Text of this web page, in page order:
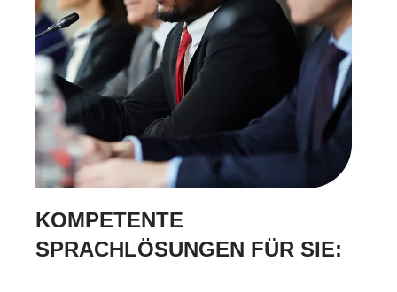
KOMPETENTE
SPRACHLÖSUNGEN FÜR SIE: